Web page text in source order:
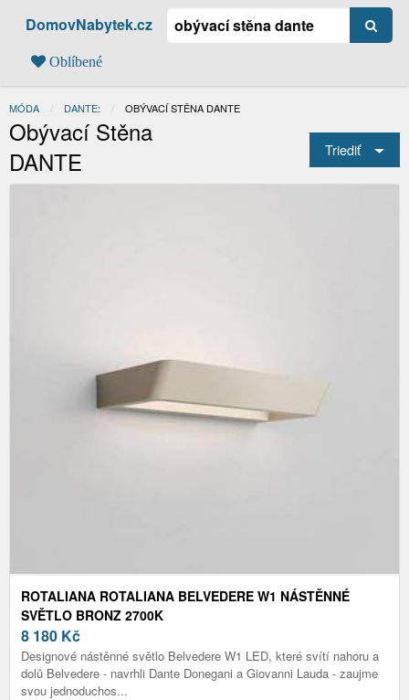
DomovNabytek.cz
Oblíbené
MÓDA DANTE: AKTUÁLNÍ:
OBÝVACÍ STĚNA DANTE
Obývací Stěna
DANTE
Triediť
ROTALIANA ROTALIANA BELVEDERE W1 NÁSTĚNNÉ
SVĚTLO BRONZ 2700K
8 180 Kč
Designové nástěnné světlo Belvedere W1 LED, které svítí nahoru a
dolů Belvedere - navrhli Dante Donegani a Giovanni Lauda - zaujme
svou jednoduchos...